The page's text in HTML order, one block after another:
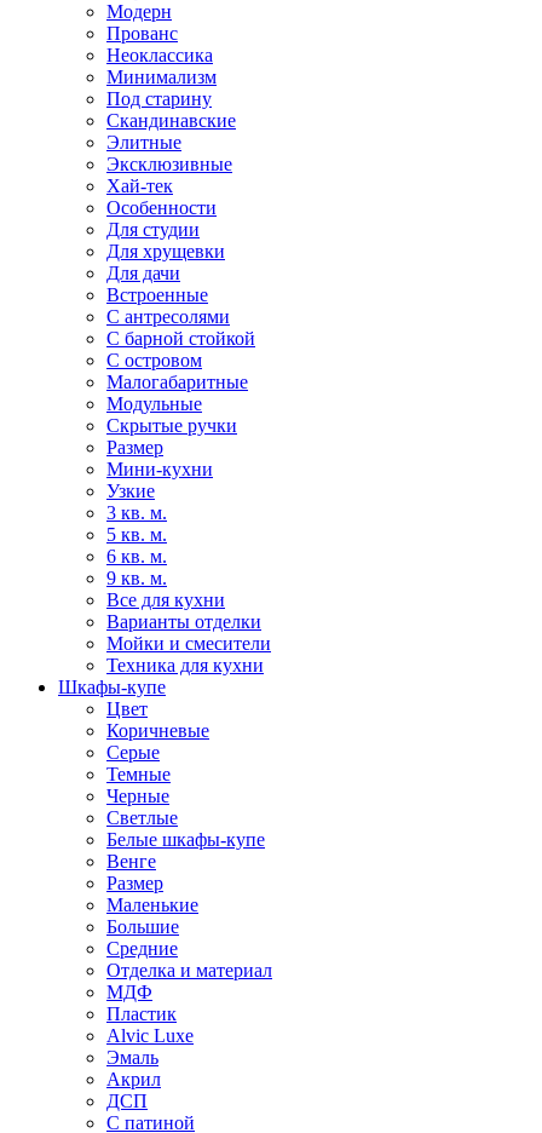
Модерн
Прованс
Неоклассика
Минимализм
Под старину
Скандинавские
Элитные
Эксклюзивные
Хай-тек
Особенности
Для студии
Для хрущевки
Для дачи
Встроенные
С антресолями
С барной стойкой
С островом
Малогабаритные
Модульные
Скрытые ручки
Размер
Мини-кухни
Узкие
3 кв. м.
5 кв. м.
6 кв. м.
9 кв. м.
Все для кухни
Варианты отделки
Мойки и смесители
Техника для кухни
Шкафы-купе
Цвет
Коричневые
Серые
Темные
Черные
Светлые
Белые шкафы-купе
Венге
Размер
Маленькие
Большие
Средние
Отделка и материал
МДФ
Пластик
Alvic Luxe
Эмаль
Акрил
ДСП
С патиной